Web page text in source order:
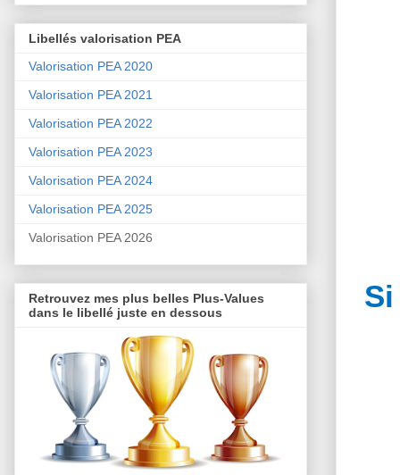
Libellés valorisation PEA
Valorisation PEA 2020
Valorisation PEA 2021
Valorisation PEA 2022
Valorisation PEA 2023
Valorisation PEA 2024
Valorisation PEA 2025
Valorisation PEA 2026
Retrouvez mes plus belles Plus-Values
dans le libellé juste en dessous